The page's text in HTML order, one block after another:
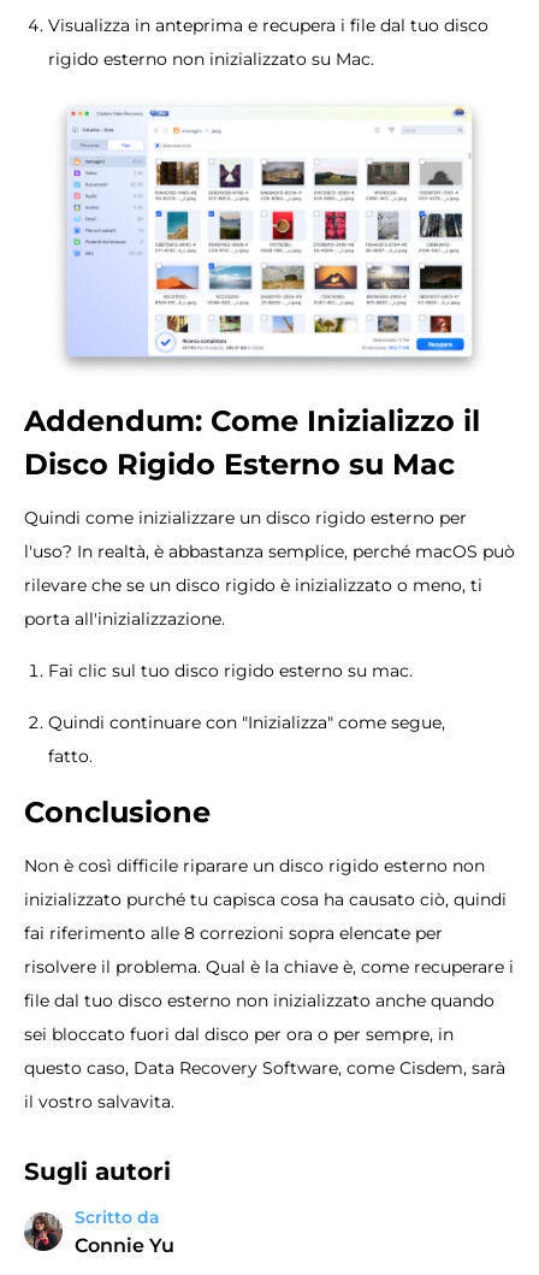
Visualizza in anteprima e recupera i file dal tuo disco
rigido esterno non inizializzato su Mac.
Addendum: Come Inizializzo il
Disco Rigido Esterno su Mac
Quindi come inizializzare un disco rigido esterno per
l'uso? In realtà, è abbastanza semplice, perché macOS può
rilevare che se un disco rigido è inizializzato o meno, ti
porta all'inizializzazione.
Fai clic sul tuo disco rigido esterno su mac.
Quindi continuare con "Inizializza" come segue,
fatto.
Conclusione
Non è così difficile riparare un disco rigido esterno non
inizializzato purché tu capisca cosa ha causato ciò, quindi
fai riferimento alle 8 correzioni sopra elencate per
risolvere il problema. Qual è la chiave è, come recuperare i
file dal tuo disco esterno non inizializzato anche quando
sei bloccato fuori dal disco per ora o per sempre, in
questo caso, Data Recovery Software, come Cisdem, sarà
il vostro salvavita.
Sugli autori
Scritto da
Connie Yu